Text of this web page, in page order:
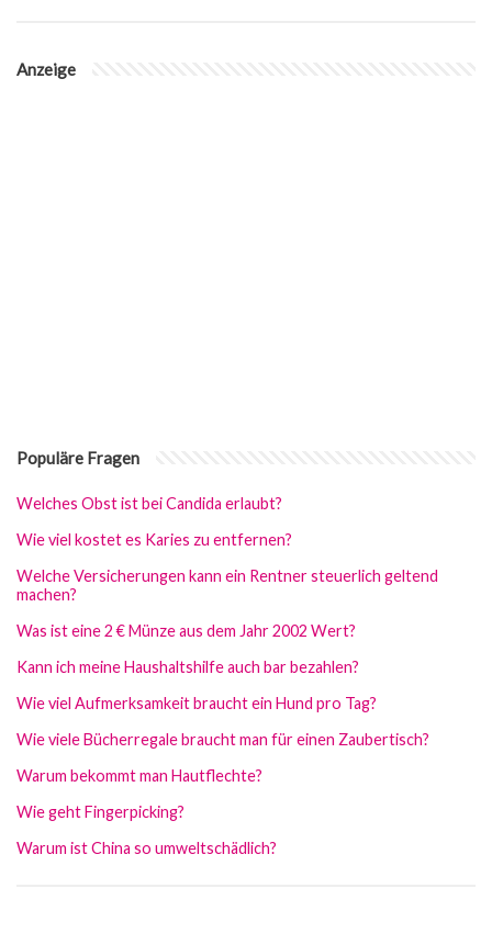
Anzeige
Populäre Fragen
Welches Obst ist bei Candida erlaubt?
Wie viel kostet es Karies zu entfernen?
Welche Versicherungen kann ein Rentner steuerlich geltend
machen?
Was ist eine 2 € Münze aus dem Jahr 2002 Wert?
Kann ich meine Haushaltshilfe auch bar bezahlen?
Wie viel Aufmerksamkeit braucht ein Hund pro Tag?
Wie viele Bücherregale braucht man für einen Zaubertisch?
Warum bekommt man Hautflechte?
Wie geht Fingerpicking?
Warum ist China so umweltschädlich?